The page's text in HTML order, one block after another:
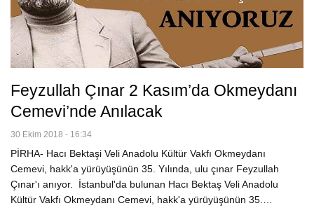
Feyzullah Çınar 2 Kasım’da Okmeydanı
Cemevi’nde Anılacak
30 Ekim 2018 - 16:34
PİRHA- Hacı Bektaşi Veli Anadolu Kültür Vakfı Okmeydanı
Cemevi, hakk'a yürüyüşünün 35. Yılında, ulu çınar Feyzullah
Çınar'ı anıyor. İstanbul'da bulunan Hacı Bektaş Veli Anadolu
Kültür Vakfı Okmeydanı Cemevi, hakk'a yürüyüşünün 35.…